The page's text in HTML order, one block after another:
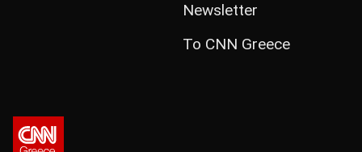
Newsletter
Το CNN Greece